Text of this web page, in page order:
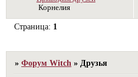
Корнелия
Страница: 1
»Форум Witch » Друзья